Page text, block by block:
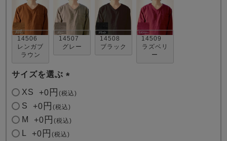
すべてのデザインのパジャマ一覧はこちら
14506
レンガブ
ラウン
14507
グレー
14508
ブラック
14509
ラズベリ
ー
サイズを選ぶ
(
)
XS +0 税込
S +0 税込
M +0 税込
+0 税込